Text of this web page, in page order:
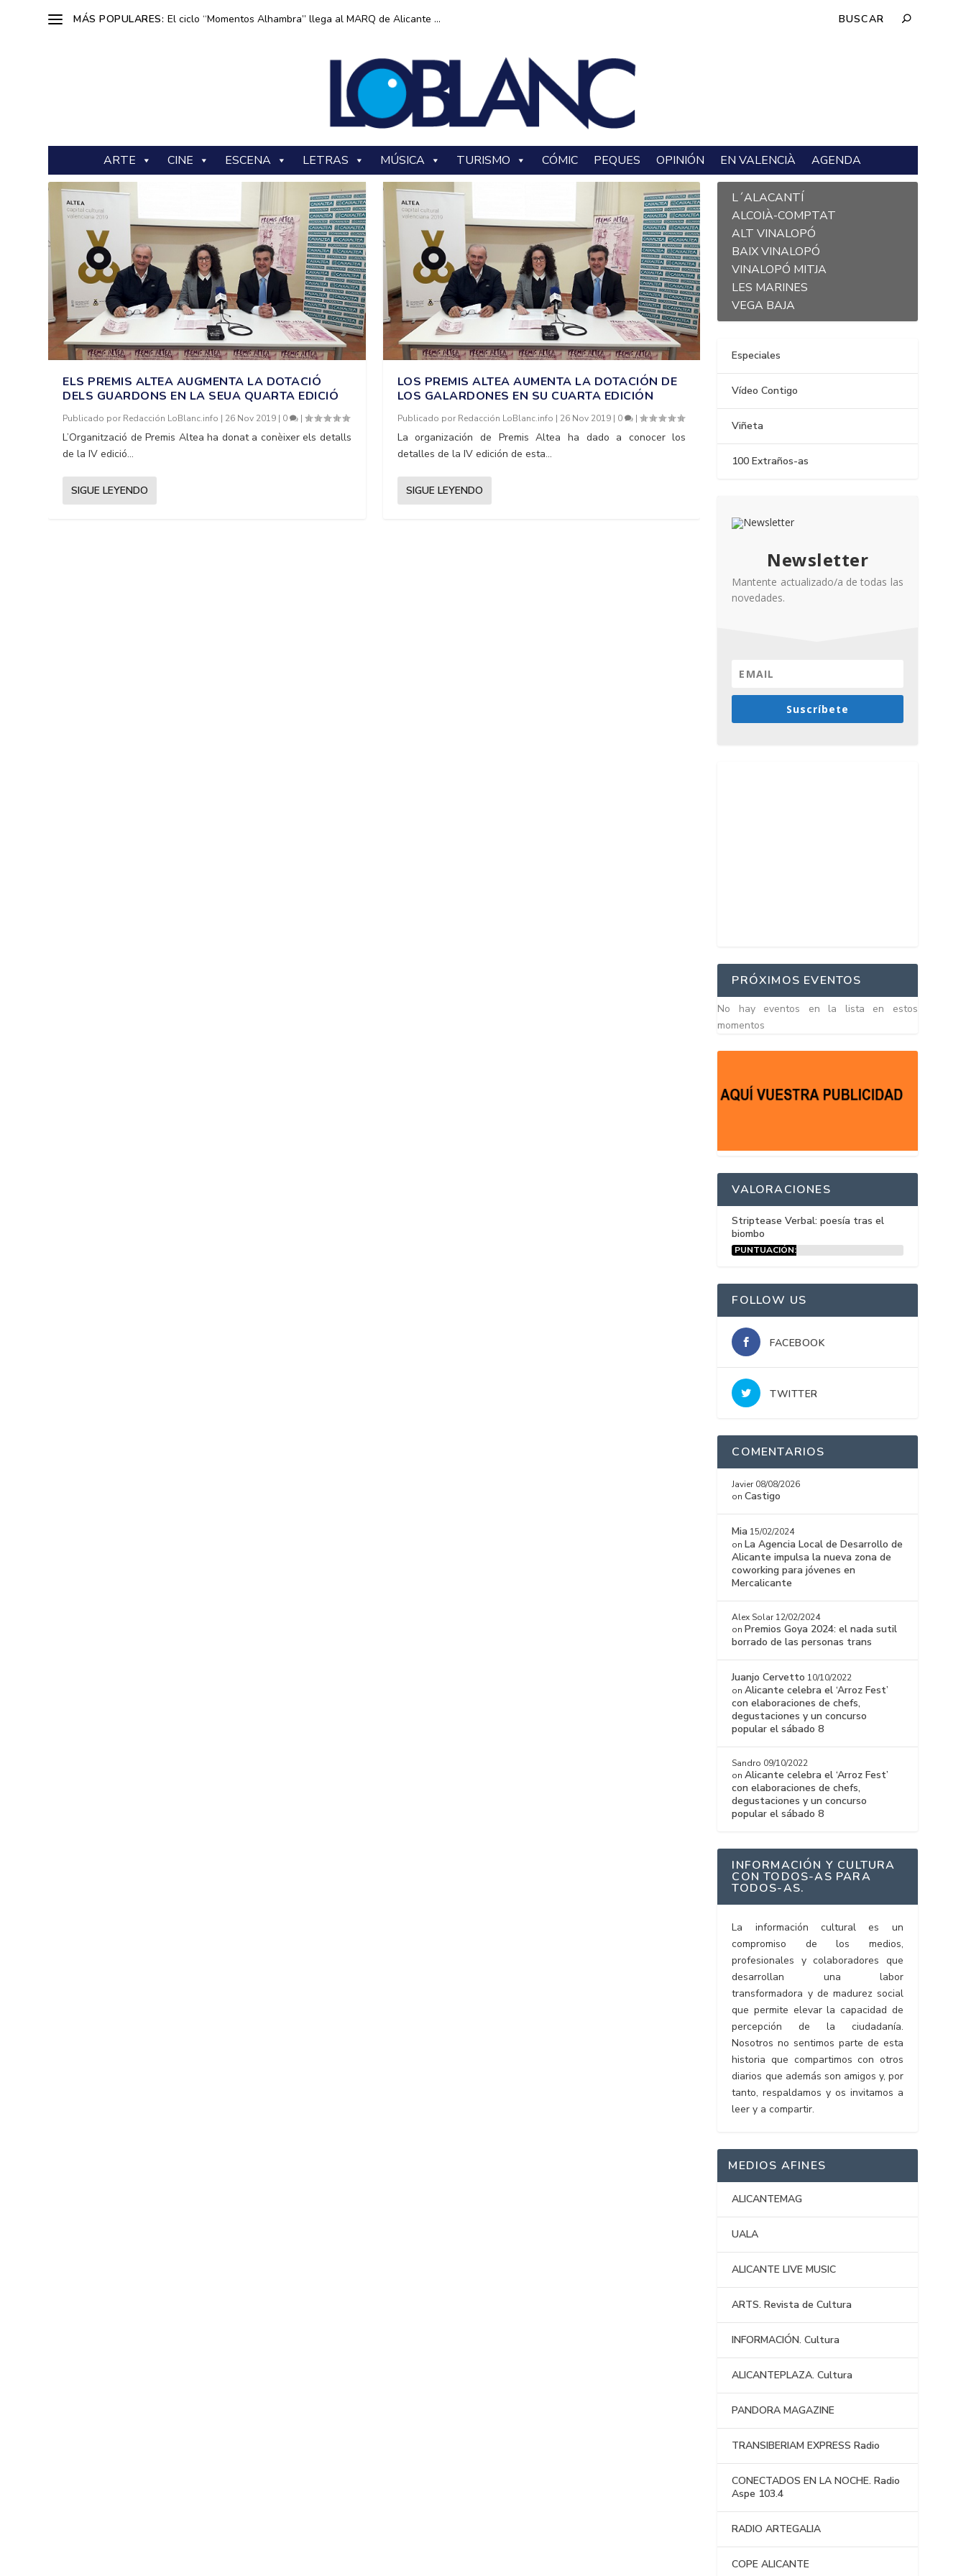
MÁS POPULARES: El ciclo “Momentos Alhambra” llega al MARQ de Alicante ...
ARTE CINE ESCENA LETRAS MÚSICA TURISMO CÓMIC PEQUES OPINIÓN EN VALENCIÀ AGENDA
ELS PREMIS ALTEA AUGMENTA LA DOTACIÓ
DELS GUARDONS EN LA SEUA QUARTA EDICIÓ
Publicado por Redacción LoBlanc.info | 26 Nov 2019 | 0 |
L’Organització de Premis Altea ha donat a conèixer els detalls
de la IV edició...
SIGUE LEYENDO
LOS PREMIS ALTEA AUMENTA LA DOTACIÓN DE
LOS GALARDONES EN SU CUARTA EDICIÓN
Publicado por Redacción LoBlanc.info | 26 Nov 2019| 0 |
La organización de Premis Altea ha dado a conocer los
detalles de la IV edición de esta...
SIGUE LEYENDO
L´ALACANTÍ
ALCOIÀ-COMPTAT
ALT VINALOPÓ
BAIX VINALOPÓ
VINALOPÓ MITJA
LES MARINES
VEGA BAJA
Especiales
Vídeo Contigo
Viñeta
100 Extraños-as
Newsletter
Mantente actualizado/a de todas las
novedades.
Suscríbete
PRÓXIMOS EVENTOS
No hay eventos en la lista en estos
momentos
VALORACIONES
Striptease Verbal: poesía tras el
biombo
PUNTUACIÓN:
FOLLOW US
FACEBOOK
TWITTER
COMENTARIOS
Javier 08/08/2026
onCastigo
Mia 15/02/2024
on La Agencia Local de Desarrollo de
Alicante impulsa la nueva zona de
coworking para jóvenes en
Mercalicante
Alex Solar 12/02/2024
on Premios Goya 2024: el nada sutil
borrado de las personas trans
Juanjo Cervetto 10/10/2022
onAlicante celebra el ‘Arroz Fest’
con elaboraciones de chefs,
degustaciones y un concurso
popular el sábado 8
Sandro 09/10/2022
onAlicante celebra el ‘Arroz Fest’
con elaboraciones de chefs,
degustaciones y un concurso
popular el sábado 8
INFORMACIÓN Y CULTURA
CON TODOS-AS PARA
TODOS-AS.
La información cultural es un
compromiso de los medios,
profesionales y colaboradores que
desarrollan una labor
transformadora y de madurez social
que permite elevar la capacidad de
percepción de la ciudadanía.
Nosotros no sentimos parte de esta
historia que compartimos con otros
diarios que además son amigos y, por
tanto, respaldamos y os invitamos a
leer y a compartir.
MEDIOS AFINES
ALICANTEMAG
UALA
ALICANTE LIVE MUSIC
ARTS. Revista de Cultura
INFORMACIÓN. Cultura
ALICANTEPLAZA. Cultura
PANDORA MAGAZINE
TRANSIBERIAM EXPRESS Radio
CONECTADOS EN LA NOCHE. Radio
Aspe 103.4
RADIO ARTEGALIA
COPE ALICANTE